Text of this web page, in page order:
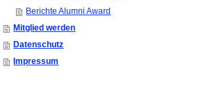
Berichte Alumni Award
Mitglied werden
Datenschutz
Impressum